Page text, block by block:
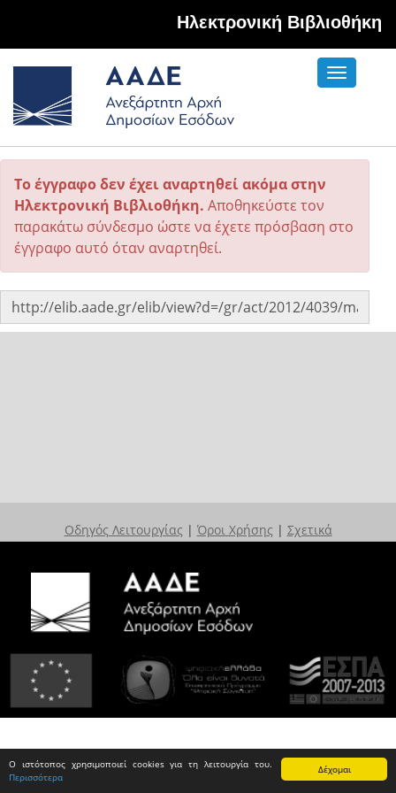
Δέχομαι
Ο ιστότοπος χρησιμοποιεί cookies για τη λειτουργία του.
Περισσότερα
Hλεκτρονική Βιβλιοθήκη
Toggle
Το έγγραφο δεν έχει αναρτηθεί ακόμα στην
Ηλεκτρονική Βιβλιοθήκη. Αποθηκεύστε τον
παρακάτω σύνδεσμο ώστε να έχετε πρόσβαση στο
έγγραφο αυτό όταν αναρτηθεί.
Οδηγός Λειτουργίας | Όροι Χρήσης | Σχετικά